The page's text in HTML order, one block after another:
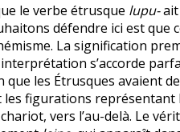
le verbe étrusque lupu-ait
défendre ici est que
La signification
s’accorde
que les Étrusques avaient
figu­rations représentant
vers l’au-delà. Le